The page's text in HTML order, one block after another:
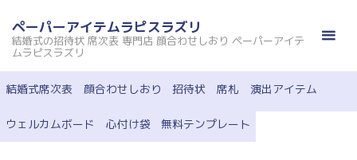
ン
ツ
へ
ス
ペーパーアイテムラピスラズリ
結婚式の招待状 席次表 専門店 顔合わせしおり ペーパーアイテ
ムラピスラズリ
結婚式席次表 顔合わせしおり 招待状 席札 演出アイテム
ウェルカムボード 心付け袋 無料テンプレート